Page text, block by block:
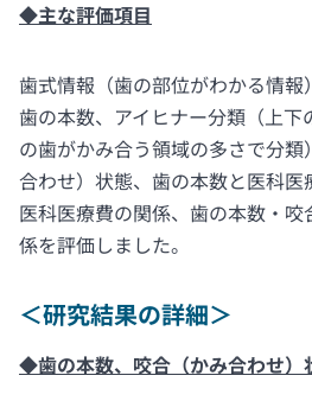
◆主な評価項目
歯式情報（歯の部位がわかる情報
歯の本数、アイヒナー分類（上
の歯がかみ合う領域の多さで分
合わせ）状態、歯の本数と医科医
医科医療費の関係、歯の本数・
係を評価しました。
＜研究結果の詳細＞
◆歯の本数、咬合（かみ合わせ）